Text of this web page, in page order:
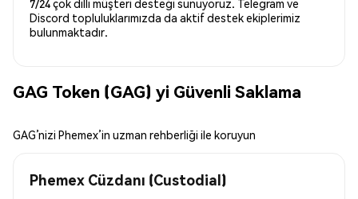
7/24 çok dilli müşteri desteği sunuyoruz. Telegram ve
Discord topluluklarımızda da aktif destek ekiplerimiz
bulunmaktadır.
GAG Token (GAG) yi Güvenli Saklama
GAG’nizi Phemex’in uzman rehberliği ile koruyun
Phemex Cüzdanı (Custodial)